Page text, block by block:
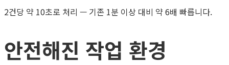
2건당 약 10초로 처리 — 기존 1분 이상 대비 약 6배 빠릅니다.
안전해진 작업 환경